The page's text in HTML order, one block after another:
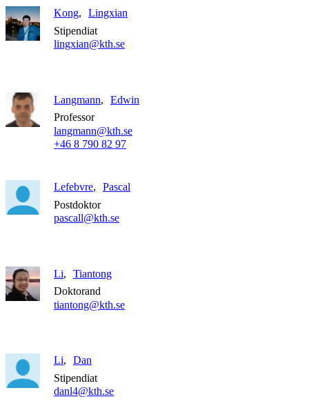
Kong
Lingxian
Stipendiat
lingxian@kth.se
Langmann
Edwin
Professor
langmann@kth.se
+46 8 790 82 97
Lefebvre
Pascal
Postdoktor
pascall@kth.se
Li
Tiantong
Doktorand
tiantong@kth.se
Li
Dan
Stipendiat
danl4@kth.se